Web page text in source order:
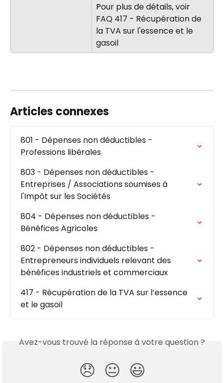
Pour plus de détails, voir
FAQ 417 - Récupération de
la TVA sur l'essence et le
gasoil
Articles connexes
801 - Dépenses non déductibles -
Professions libérales
803 - Dépenses non déductibles -
Entreprises / Associations soumises à
l'Impôt sur les Sociétés
804 - Dépenses non déductibles -
Bénéfices Agricoles
802 - Dépenses non déductibles -
Entrepreneurs individuels relevant des
bénéfices industriels et commerciaux
417 - Récupération de la TVA sur l’essence
et le gasoil
Avez-vous trouvé la réponse à votre question ?
😞 😐 😃